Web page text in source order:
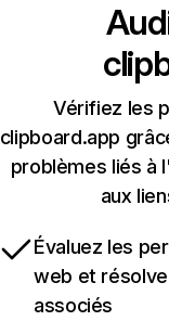
Vérifiez les
clipboard.app
problèmes liés à
aux
Évaluez les
web et
associés